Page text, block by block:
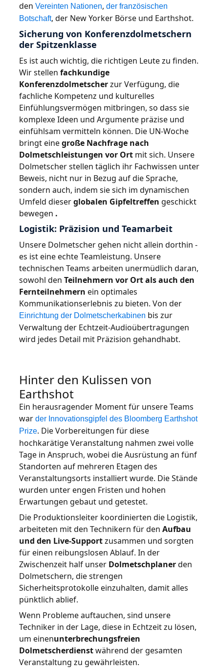
den Vereinten Nationen, der französischen
Botschaft, der New Yorker Börse und Earthshot.
Sicherung von Konferenzdolmetschern
der Spitzenklasse
Es ist auch wichtig, die richtigen Leute zu finden.
Wir stellen fachkundige
Konferenzdolmetscherzur Verfügung, die
fachliche Kompetenz und kulturelles
Einfühlungsvermögen mitbringen, so dass sie
komplexe Ideen und Argumente präzise und
einfühlsam vermitteln können. Die UN-Woche
bringt einegroße Nachfrage nach
Dolmetschleistungen vor Ort mit sich. Unsere
Dolmetscher stellen täglich ihr Fachwissen unter
Beweis, nicht nur in Bezug auf die Sprache,
sondern auch, indem sie sich im dynamischen
Umfeld dieserglobalen Gipfeltreffen geschickt
bewegen .
Logistik: Präzision und Teamarbeit
Unsere Dolmetscher gehen nicht allein dorthin -
es ist eine echte Teamleistung. Unsere
technischen Teams arbeiten unermüdlich daran,
sowohl den Teilnehmern vor Ort als auch den
Fernteilnehmern ein optimales
Kommunikationserlebnis zu bieten. Von der
Einrichtung der Dolmetscherkabinen bis zur
Verwaltung der Echtzeit-Audioübertragungen
wird jedes Detail mit Präzision gehandhabt.
Hinter den Kulissen von
Earthshot
Ein herausragender Moment für unsere Teams
war der Innovationsgipfel des Bloomberg Earthshot
Prize. Die Vorbereitungen für diese
hochkarätige Veranstaltung nahmen zwei volle
Tage in Anspruch, wobei die Ausrüstung an fünf
Standorten auf mehreren Etagen des
Veranstaltungsorts installiert wurde. Die Stände
wurden unter engen Fristen und hohen
Erwartungen gebaut und getestet.
Die Produktionsleiter koordinierten die Logistik,
arbeiteten mit den Technikern für den Aufbau
und den Live-Supportzusammen und sorgten
für einen reibungslosen Ablauf. In der
Zwischenzeit half unser Dolmetschplanerden
Dolmetschern, die strengen
Sicherheitsprotokolle einzuhalten, damit alles
pünktlich ablief.
Wenn Probleme auftauchen, sind unsere
Techniker in der Lage, diese in Echtzeit zu lösen,
um einenunterbrechungsfreien
Dolmetscherdienstwährend der gesamten
Veranstaltung zu gewährleisten.